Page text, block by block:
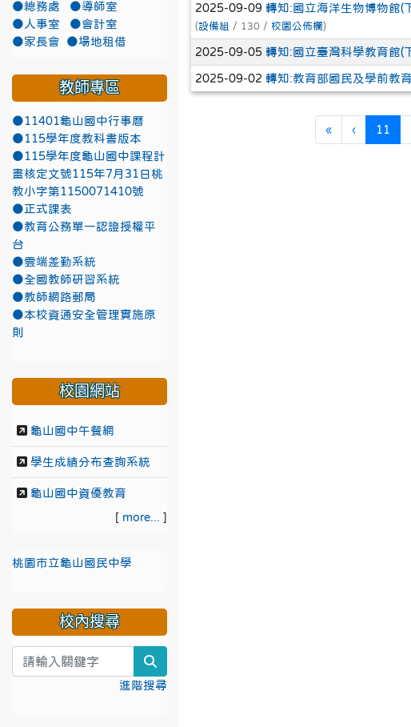
2025-09-09 轉知:國立海洋生物博物館(
(設備組 / 130 / 校園公佈欄 )
2025-09-05 轉知:國立臺灣科學教育館(
2025-09-02 轉知:教育部國民及學前教
«第一頁
‹上一頁
11 (目
●總務處
●導師室
●人事室
●會計室
●家長會
●場地租借
教師專區
●11401龜山國中行事曆
●115學年度教科書版本
●115學年度龜山國中課程計
畫核定文號115年7月31日桃
教小字第1150071410號
●正式課表
●教育公務單一認證授權平
台
●雲端差勤系統
●全國教師研習系統
●教師網路郵局
●本校資通安全管理實施原
則
校園網站
龜山國中午餐網
學生成績分布查詢系統
龜山國中資優教育
[ more... ]
桃園市立龜山國民中學
校內搜尋
進階搜尋